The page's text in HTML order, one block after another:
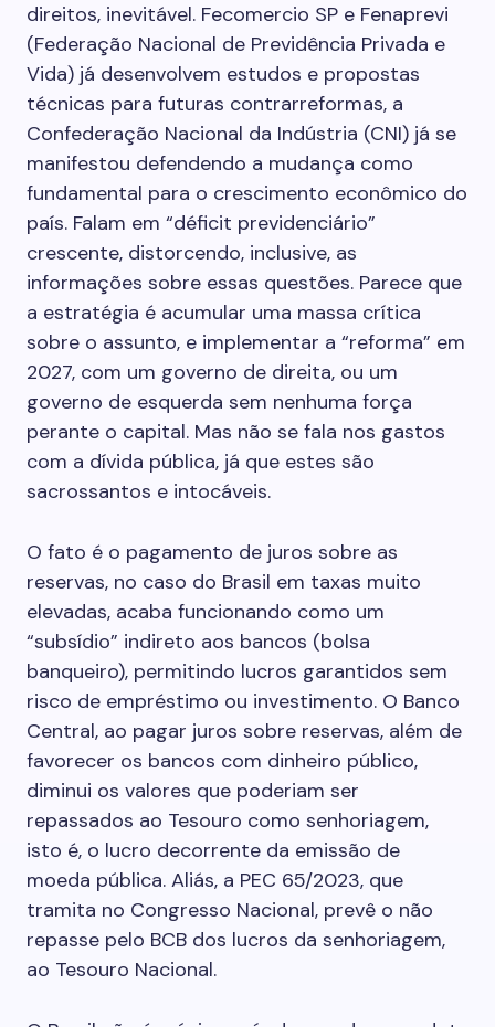
direitos, inevitável. Fecomercio SP e Fenaprevi
(Federação Nacional de Previdência Privada e
Vida) já desenvolvem estudos e propostas
técnicas para futuras contrarreformas, a
Confederação Nacional da Indústria (CNI) já se
manifestou defendendo a mudança como
fundamental para o crescimento econômico do
país. Falam em “déficit previdenciário”
crescente, distorcendo, inclusive, as
informações sobre essas questões. Parece que
a estratégia é acumular uma massa crítica
sobre o assunto, e implementar a “reforma” em
2027, com um governo de direita, ou um
governo de esquerda sem nenhuma força
perante o capital. Mas não se fala nos gastos
com a dívida pública, já que estes são
sacrossantos e intocáveis.
O fato é o pagamento de juros sobre as
reservas, no caso do Brasil em taxas muito
elevadas, acaba funcionando como um
“subsídio” indireto aos bancos (bolsa
banqueiro), permitindo lucros garantidos sem
risco de empréstimo ou investimento. O Banco
Central, ao pagar juros sobre reservas, além de
favorecer os bancos com dinheiro público,
diminui os valores que poderiam ser
repassados ao Tesouro como senhoriagem,
isto é, o lucro decorrente da emissão de
moeda pública. Aliás, a PEC 65/2023, que
tramita no Congresso Nacional, prevê o não
repasse pelo BCB dos lucros da senhoriagem,
ao Tesouro Nacional.